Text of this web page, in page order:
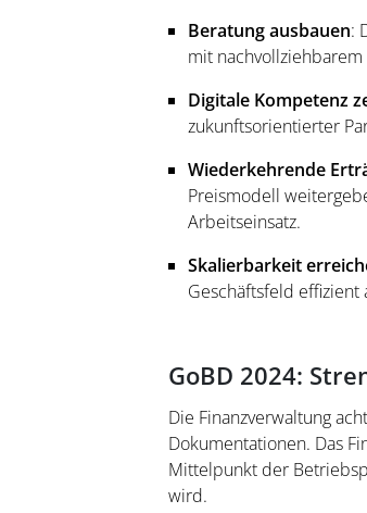
Beratung ausbauen:
mit
Digitale Kompetenz
zukunftsorientierter
Wiederkehrende
Preismodell
Arbeitseinsatz.
Skalierbarkeit
Geschäftsfeld effizient
GoBD 2024:
Die Finanzverwaltung
Dokumentationen. Das
Mittelpunkt der
wird.